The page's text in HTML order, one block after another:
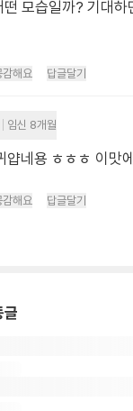
모습일까? 기대
감해요 답글달기
임신 8개월
얍네용 ㅎㅎㅎ 이맛
감해요 답글달기
글